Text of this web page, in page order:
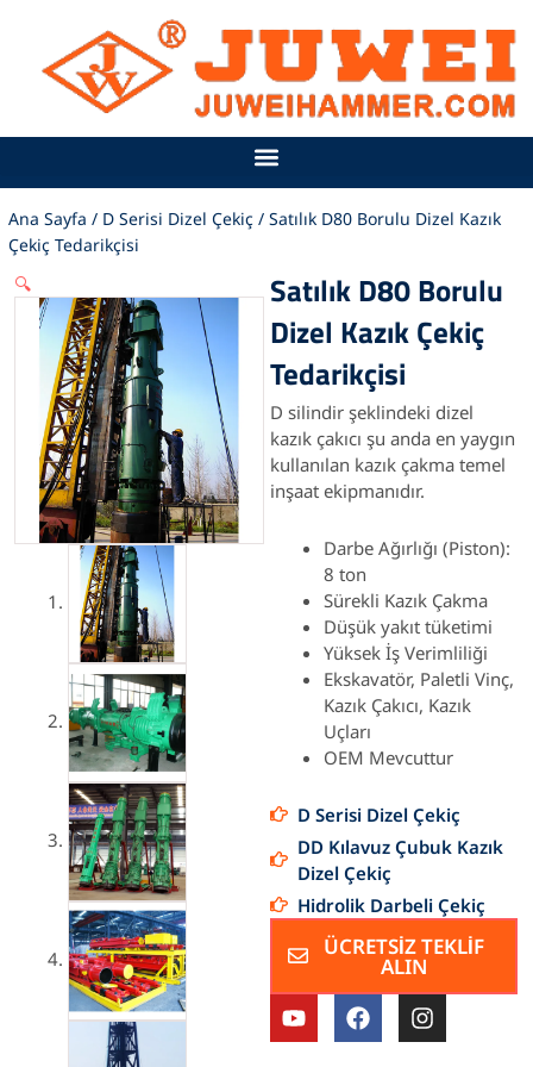
Ana Sayfa / D Serisi Dizel Çekiç / Satılık D80 Borulu Dizel Kazık
Çekiç Tedarikçisi
🔍
Satılık D80 Borulu
Dizel Kazık Çekiç
Tedarikçisi
D silindir şeklindeki dizel
kazık çakıcı şu anda en yaygın
kullanılan kazık çakma temel
inşaat ekipmanıdır.
Darbe Ağırlığı (Piston):
8 ton
Sürekli Kazık Çakma
Düşük yakıt tüketimi
Yüksek İş Verimliliği
Ekskavatör, Paletli Vinç,
Kazık Çakıcı, Kazık
Uçları
OEM Mevcuttur
D Serisi Dizel Çekiç
DD Kılavuz Çubuk Kazık
Dizel Çekiç
Hidrolik Darbeli Çekiç
ÜCRETSİZ TEKLİF
ALIN
Y
o
u
F
a
c
I
n
s